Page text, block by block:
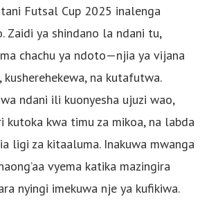
Futsal Cup 2025 inalenga
Zaidi ya shindano la ndani tu,
chachu ya ndoto—njia ya vijana
kusherehekewa, na kutafutwa.
ndani ili kuonyesha ujuzi wao,
kutoka kwa timu za mikoa, na labda
ligi za kitaaluma. Inakuwa mwanga
vyema katika mazingira
nyingi imekuwa nje ya kufikiwa.